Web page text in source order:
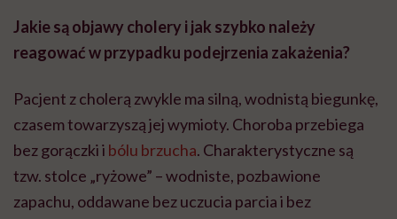
Jakie są objawy cholery i jak szybko należy
reagować w przypadku podejrzenia zakażenia?
Pacjent z cholerą zwykle ma silną, wodnistą biegunkę,
czasem towarzyszą jej wymioty. Choroba przebiega
bez gorączki i bólu brzucha. Charakterystyczne są
tzw. stolce „ryżowe” – wodniste, pozbawione
zapachu, oddawane bez uczucia parcia i bez